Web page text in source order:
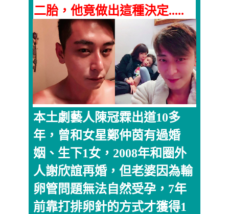
二胎，他竟做出這種決定.....
本土劇藝人陳冠霖出道10多
年，曾和女星鄭仲茵有過婚
姻、生下1女，2008年和圈外
人謝欣誼再婚，但老婆因為輸
卵管問題無法自然受孕，7年
前靠打排卵針的方式才獲得1